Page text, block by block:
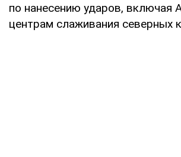
по нанесению ударов, включая
центрам слаживания северных